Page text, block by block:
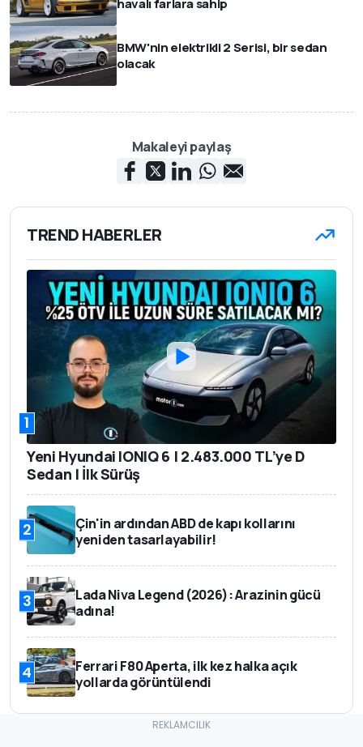
BMW'nin elektrikli 2 Serisi, bir sedan
olacak
Makaleyi paylaş
TREND HABERLER
1
Yeni Hyundai IONIQ 6 | 2.483.000 TL’ye D
Sedan | İlk Sürüş
2
Çin'in ardından ABD de kapı kollarını
yeniden tasarlayabilir!
3
Lada Niva Legend (2026): Arazinin gücü
adına!
4
Ferrari F80 Aperta, ilk kez halka açık
yollarda görüntülendi